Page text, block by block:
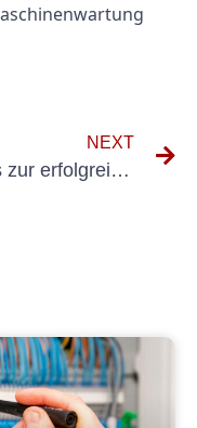
NEXT
Tipps zur erfolgreichen Durchführung einer UVV-Prüfung für kraftbetriebene Kleingeräte